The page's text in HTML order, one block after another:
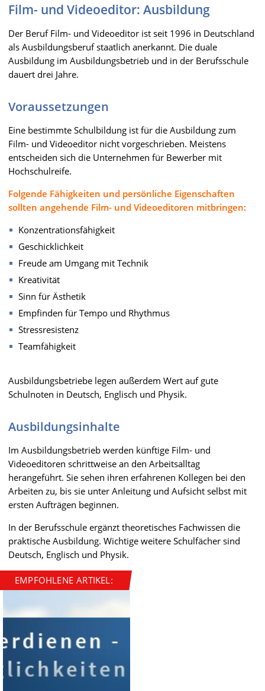
Film- und Videoeditor: Ausbildung
Der Beruf Film- und Videoeditor ist seit 1996 in Deutschland
als Ausbildungsberuf staatlich anerkannt. Die duale
Ausbildung im Ausbildungsbetrieb und in der Berufsschule
dauert drei Jahre.
Voraussetzungen
Eine bestimmte Schulbildung ist für die Ausbildung zum
Film- und Videoeditor nicht vorgeschrieben. Meistens
entscheiden sich die Unternehmen für Bewerber mit
Hochschulreife.
Folgende Fähigkeiten und persönliche Eigenschaften
sollten angehende Film- und Videoeditoren mitbringen:
Konzentrationsfähigkeit
Geschicklichkeit
Freude am Umgang mit Technik
Kreativität
Sinn für Ästhetik
Empfinden für Tempo und Rhythmus
Stressresistenz
Teamfähigkeit
Ausbildungsbetriebe legen außerdem Wert auf gute
Schulnoten in Deutsch, Englisch und Physik.
Ausbildungsinhalte
Im Ausbildungsbetrieb werden künftige Film- und
Videoeditoren schrittweise an den Arbeitsalltag
herangeführt. Sie sehen ihren erfahrenen Kollegen bei den
Arbeiten zu, bis sie unter Anleitung und Aufsicht selbst mit
ersten Aufträgen beginnen.
In der Berufsschule ergänzt theoretisches Fachwissen die
praktische Ausbildung. Wichtige weitere Schulfächer sind
Deutsch, Englisch und Physik.
EMPFOHLENE ARTIKEL: